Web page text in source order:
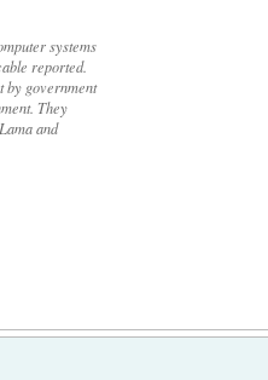
systems
reported.
by government
They
and